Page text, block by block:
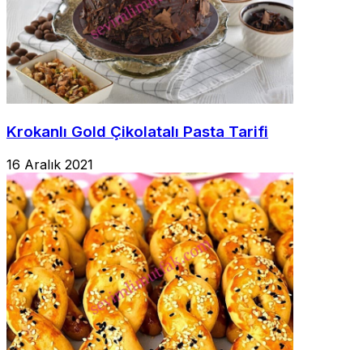
Krokanlı Gold Çikolatalı Pasta Tarifi
16 Aralık 2021